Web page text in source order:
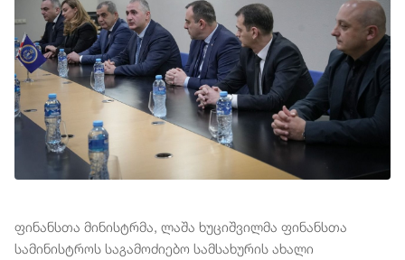
ფინანსთა მინისტრმა, ლაშა ხუციშვილმა ფინანსთა
სამინისტროს საგამოძიებო სამსახურის ახალი